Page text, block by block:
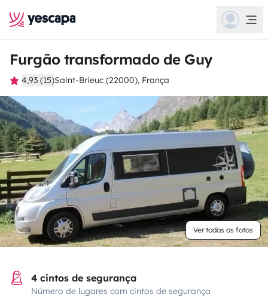
Furgão transformado de Guy
4,93 (15)Saint-Brieuc (22000), França
Ver todas as fotos
4 cintos de segurança
Número de lugares com cintos de segurança